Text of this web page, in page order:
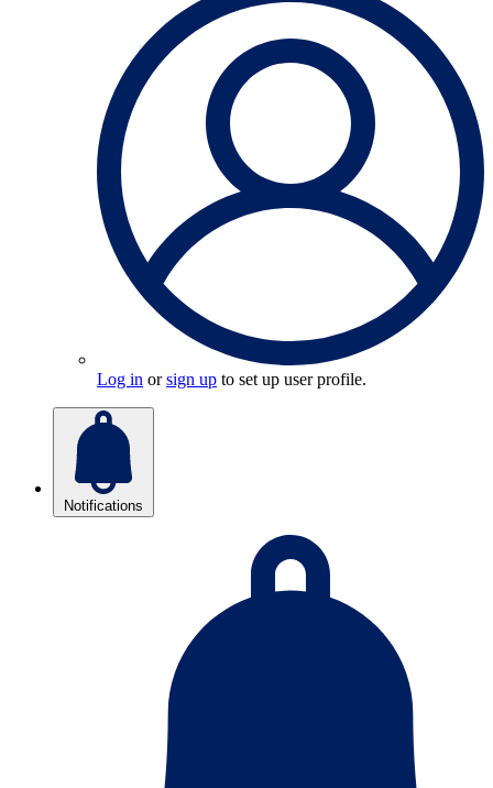
Log in orsign up to set up user profile.
Notifications